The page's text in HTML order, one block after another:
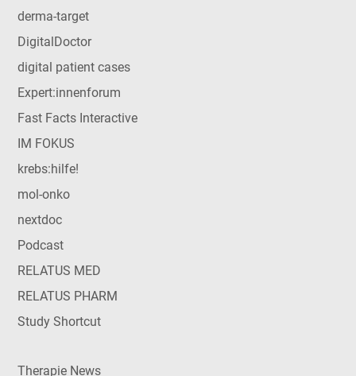
derma-target
DigitalDoctor
digital patient cases
Expert:innenforum
Fast Facts Interactive
IM FOKUS
krebs:hilfe!
mol-onko
nextdoc
Podcast
RELATUS MED
RELATUS PHARM
Study Shortcut
Therapie News